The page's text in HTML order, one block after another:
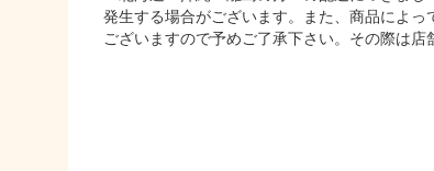
発生する場合がございます。また、商品によ
ございますので予めご了承下さい。その際は店